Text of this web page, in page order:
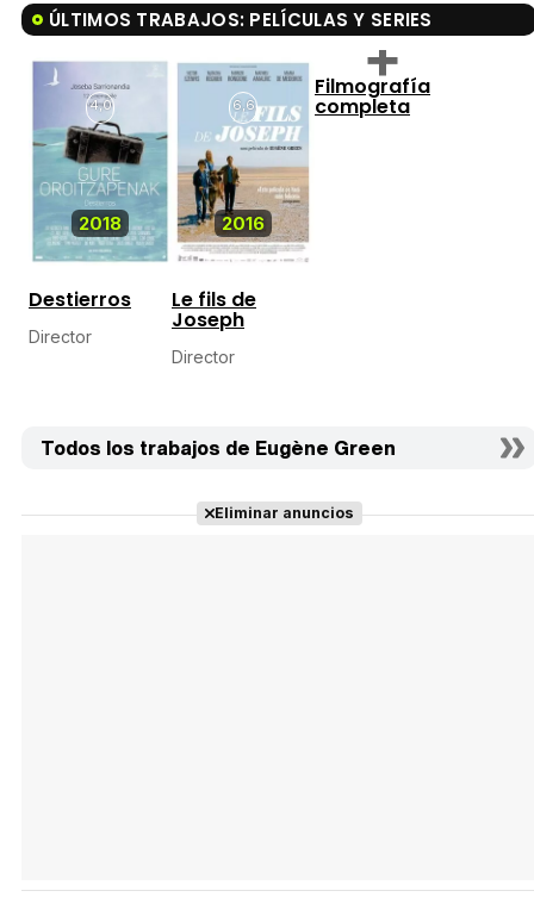
ÚLTIMOS TRABAJOS: PELÍCULAS Y SERIES
2018
4,0
Destierros
Director
2016
6,6
Le fils de
Joseph
Director
Filmografía
completa
Todos los trabajos de Eugène Green
Eliminar anuncios